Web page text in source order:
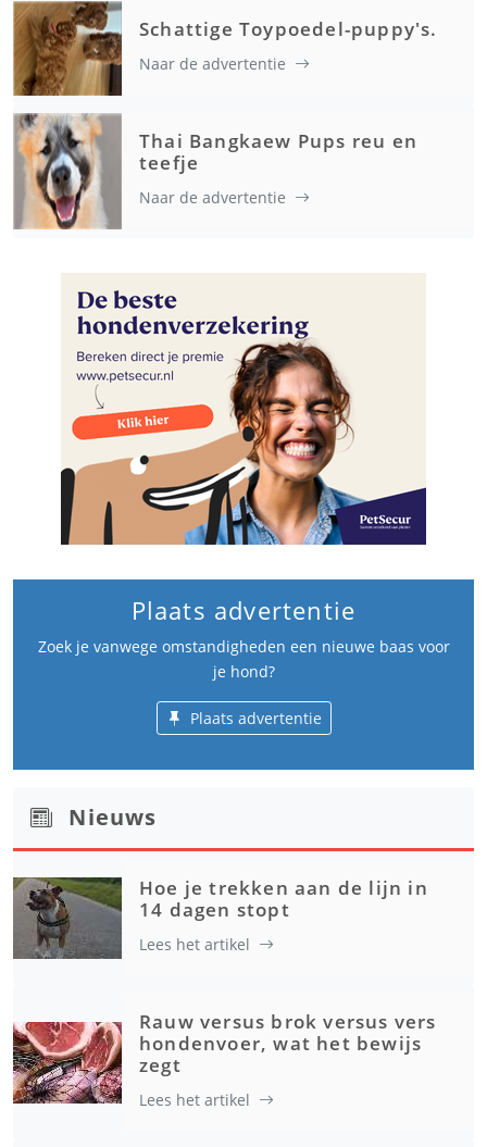
Schattige Toypoedel-puppy's.
Naar de advertentie
Thai Bangkaew Pups reu en
teefje
Naar de advertentie
Plaats advertentie
Zoek je vanwege omstandigheden een nieuwe baas voor
je hond?
Plaats advertentie
Nieuws
Hoe je trekken aan de lijn in
14 dagen stopt
Lees het artikel
Rauw versus brok versus vers
hondenvoer, wat het bewijs
zegt
Lees het artikel